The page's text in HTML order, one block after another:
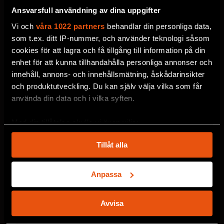
Ansvarsfull användning av dina uppgifter
Vi och våra 1022 partners behandlar din personliga data,
som t.ex. ditt IP-nummer, och använder teknologi såsom
cookies för att lagra och få tillgång till information på din
enhet för att kunna tillhandahålla personliga annonser och
innehåll, annons- och innehållsmätning, åskådarinsikter
och produktutveckling. Du kan själv välja vilka som får
använda din data och i vilka syften.
Med din tillåtelse skulle vi även vilja:
som kan ha en noggrannhet på upp till flera meter
Identifiera din enhet genom att aktivt skanna den
för specifika kännetecken (fingeravtryck)
Ta reda på mer om hur dina personliga uppgifter
helst från cookie-förklaringen.
Tillåt alla
Anpassa
Avvisa
Välj utskick, ange mejladress och klicka på
prenumereraknappen. Läs om hur vi
behandlardina personuppgifter.
VECKOBREV MED NYHETER
MÅNADENS BOKTIPS
INFO OM NYTT NUMMER
F&F:S EVENEMANG
ERBJUDANDEN FRÅN F&F
LÄSARUNDERSÖKNINGAR
MÅNADENS ARKEOLOGI